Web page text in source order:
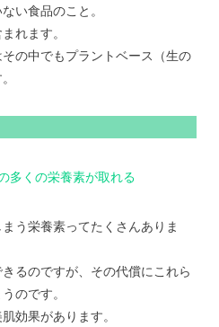
い食品のこと。
れます。
の中でもプラントベース（生の
多くの栄養素が取れる
う栄養素ってたくさんありま
るのですが、その代償にこれら
のです。
効果があります。